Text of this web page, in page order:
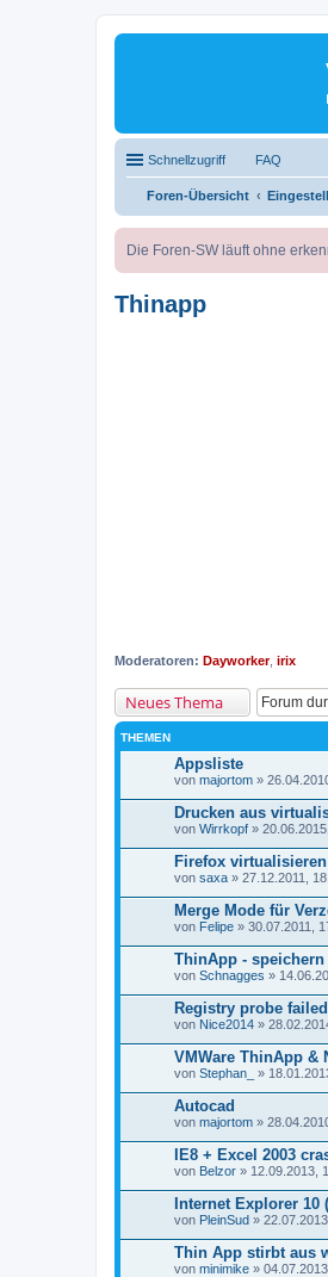
Schnellzugriff FAQ
Foren-Übersicht
Die Foren-SW läuft ohne
Thinapp
Moderatoren: Dayworker, irix
Neues Thema
THEMEN
Appsliste
von majortom »
Drucken aus
von Wirrkopf »
Firefox virtualisieren
von saxa » 27.12.2011,
Merge Mode für
von Felipe » 30.07.2011,
ThinApp -
von Schnagges »
Registry probe failed
von Nice2014 »
VMWare ThinApp &
von Stephan_ »
Autocad
von majortom »
IE8 + Excel 2003
von Belzor » 12.09.2013,
Internet Explorer
von PleinSud »
Thin App stirbt aus
von minimike »